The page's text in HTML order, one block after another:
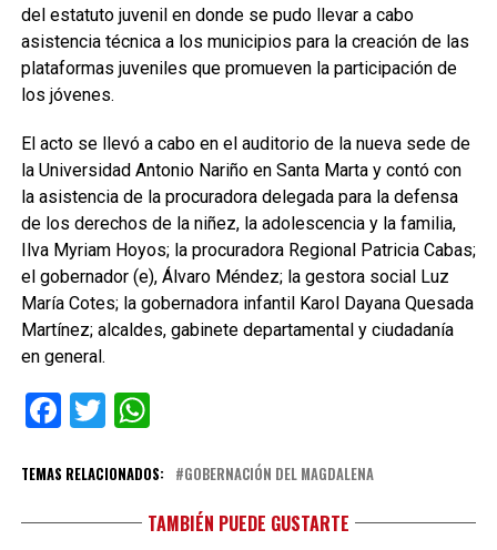
del estatuto juvenil en donde se pudo llevar a cabo
asistencia técnica a los municipios para la creación de las
plataformas juveniles que promueven la participación de
los jóvenes.
El acto se llevó a cabo en el auditorio de la nueva sede de
la Universidad Antonio Nariño en Santa Marta y contó con
la asistencia de la procuradora delegada para la defensa
de los derechos de la niñez, la adolescencia y la familia,
Ilva Myriam Hoyos; la procuradora Regional Patricia Cabas;
el gobernador (e), Álvaro Méndez; la gestora social Luz
María Cotes; la gobernadora infantil Karol Dayana Quesada
Martínez; alcaldes, gabinete departamental y ciudadanía
en general.
Facebook
TwitterWhatsApp
TEMAS RELACIONADOS: GOBERNACIÓN DEL MAGDALENA
TAMBIÉN PUEDE GUSTARTE